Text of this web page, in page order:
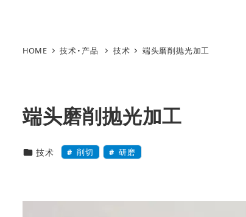
HOME 技术 端头磨削抛光加工
端头磨削抛光加工
技術・製品カテゴリー
技术 削切 研磨